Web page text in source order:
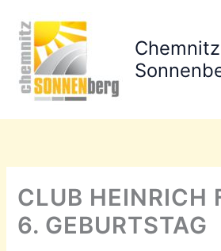
Inhalt
springen
Chemnitz
CLUB HEINRICH
6. GEBURTSTAG